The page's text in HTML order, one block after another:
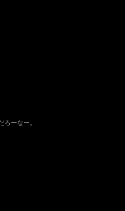
ーなー。